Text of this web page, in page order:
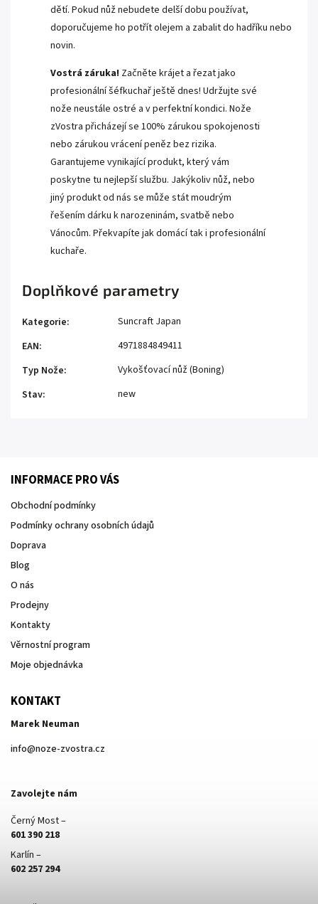
dětí. Pokud nůž nebudete delší dobu používat,
doporučujeme ho potřít olejem a zabalit do hadříku nebo
novin.
Vostrá záruka! Začněte krájet a řezat jako
profesionální šéfkuchař ještě dnes! Udržujte své
nože neustále ostré a v perfektní kondici. Nože
zVostra přicházejí se 100% zárukou spokojenosti
nebo zárukou vrácení peněz bez rizika.
Garantujeme vynikající produkt, který vám
poskytne tu nejlepší službu. Jakýkoliv nůž, nebo
jiný produkt od nás se může stát moudrým
řešením dárku k narozeninám, svatbě nebo
Vánocům. Překvapíte jak domácí tak i profesionální
kuchaře.
Doplňkové parametry
Kategorie:
Suncraft Japan
EAN:
4971884849411
Typ Nože:
Vykošťovací nůž (Boning)
Stav: new
INFORMACE PRO VÁS
Obchodní podmínky
Podmínky ochrany osobních údajů
Doprava
Blog
O nás
Prodejny
Kontakty
Věrnostní program
Moje objednávka
KONTAKT
Marek Neuman
info@noze-zvostra.cz
Zavolejte nám
Černý Most –
601 390 218
Karlín –
602 257 294